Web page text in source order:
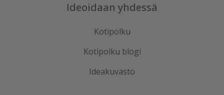
Ideoidaan yhdessä
Kotipolku
Kotipolku blogi
Ideakuvasto